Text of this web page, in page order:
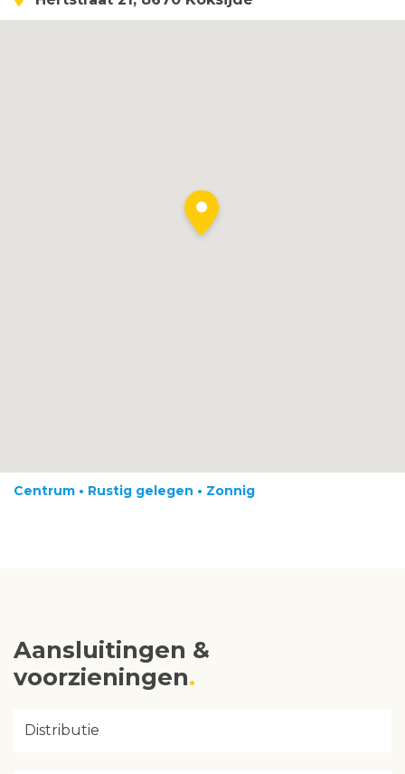
Centrum • Rustig gelegen • Zonnig
Aansluitingen &
voorzieningen
Distributie